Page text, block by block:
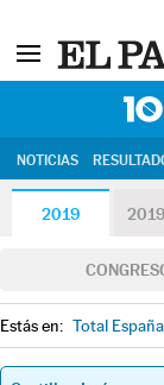
NOTICIAS
2019
Estás en: Total España